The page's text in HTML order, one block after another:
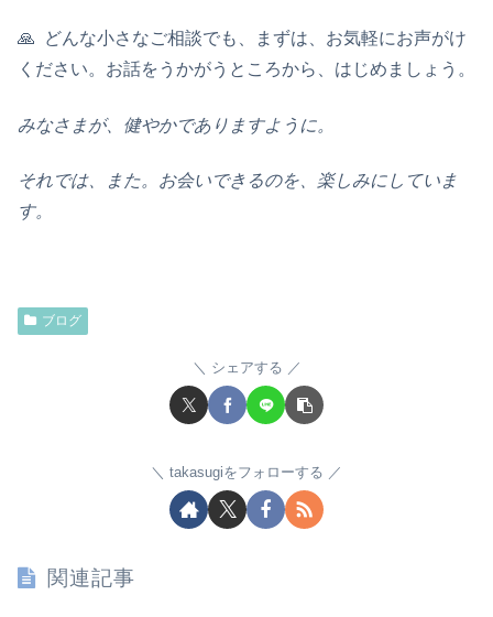
🙏 どんな小さなご相談でも、まずは、お気軽にお声がけ
ください。お話をうかがうところから、はじめましょう。
みなさまが、健やかでありますように。
それでは、また。お会いできるのを、楽しみにしていま
す。
ブログ
シェアする
takasugiをフォローする
関連記事